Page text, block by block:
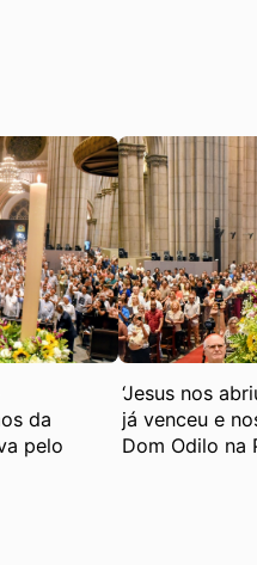
da
pelo
‘Jesus nos
já venceu e
Dom Odilo na